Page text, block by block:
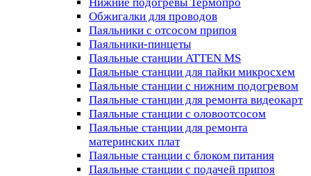
Обжигалки для проводов
Паяльники с отсосом припоя
Паяльники-пинцеты
Паяльные станции ATTEN MS
Паяльные станции для пайки микросхем
Паяльные станции с нижним подогревом
Паяльные станции для ремонта видеокарт
Паяльные станции с оловоотсосом
Паяльные станции для ремонта
материнских плат
Паяльные станции с блоком питания
Паяльные станции с подачей припоя